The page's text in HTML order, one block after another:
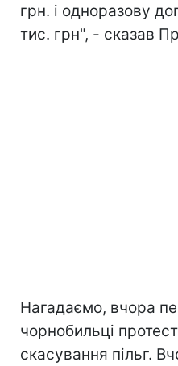
грн. і одноразову
тис. грн", - сказав
Нагадаємо, вчора
чорнобильці
скасування пільг.